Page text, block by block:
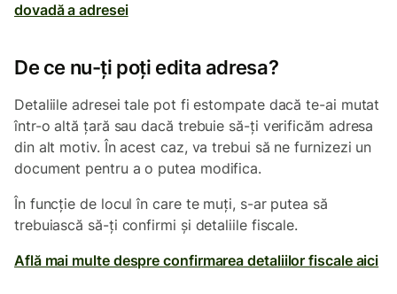
dovadă a adresei
De ce nu-ți poți edita adresa?
Detaliile adresei tale pot fi estompate dacă te-ai mutat
într-o altă țară sau dacă trebuie să-ți verificăm adresa
din alt motiv. În acest caz, va trebui să ne furnizezi un
document pentru a o putea modifica.
În funcție de locul în care te muți, s-ar putea să
trebuiască să-ți confirmi și detaliile fiscale.
Află mai multe despre confirmarea detaliilor fiscale aici